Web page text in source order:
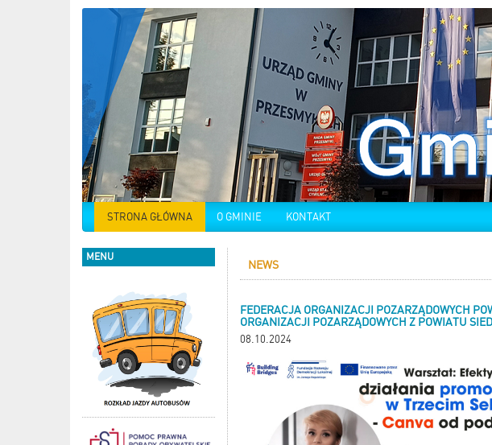
STRONA GŁÓWNA O GMINIE KONTAKT
MENU
NEWS
FEDERACJA ORGANIZACJI POZARZĄDOWYCH
ORGANIZACJI POZARZĄDOWYCH Z POWIATU
08.10.2024